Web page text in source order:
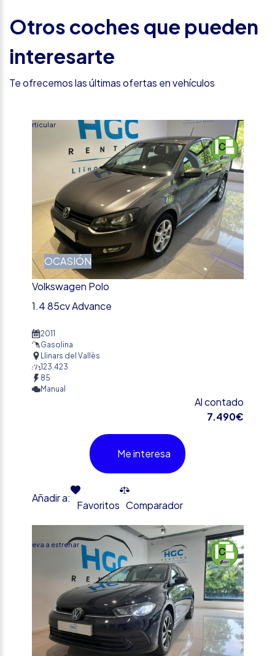
Otros coches que pueden
interesarte
Te ofrecemos las últimas ofertas en vehículos
OCASIÓN
Particular
Volkswagen Polo
1.4 85cv Advance
2011
Gasolina
Llinars del Vallès
123.423
85
Manual
Al contado
7.490€
Me interesa
Añadir a:
Favoritos Comparador
Nueva a estrenar